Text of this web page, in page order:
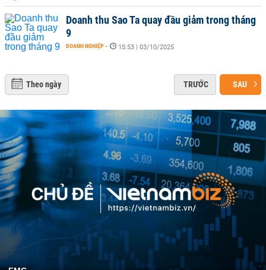
Doanh thu Sao Ta quay đầu giảm trong tháng
9
DOANH NGHIỆP - 15:53 | 03/10/2025
Theo ngày TRƯỚC SAU